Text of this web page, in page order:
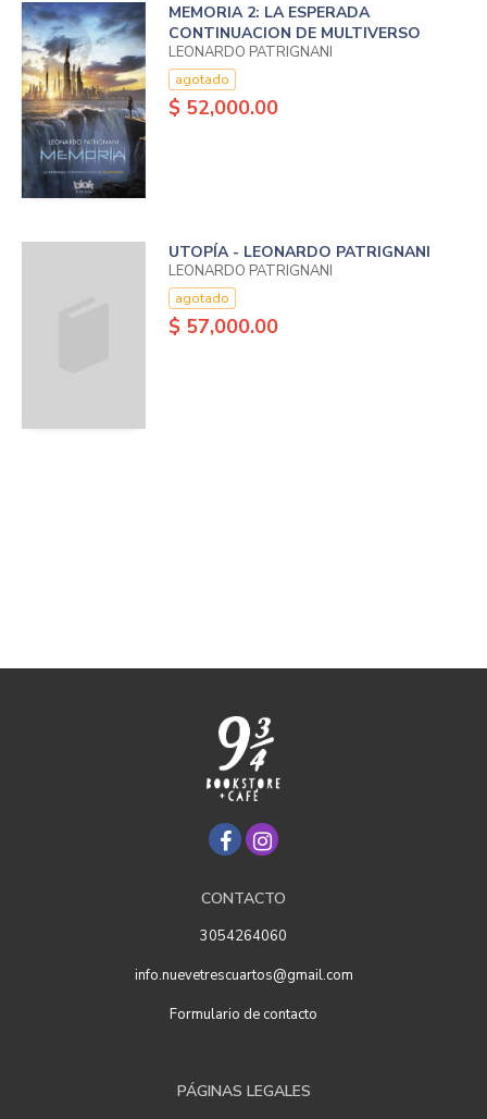
MEMORIA 2: LA ESPERADA
CONTINUACION DE MULTIVERSO
LEONARDO PATRIGNANI
agotado
$ 52,000.00
UTOPÍA - LEONARDO PATRIGNANI
LEONARDO PATRIGNANI
agotado
$ 57,000.00
CONTACTO
3054264060
info.nuevetrescuartos@gmail.com
Formulario de contacto
PÁGINAS LEGALES